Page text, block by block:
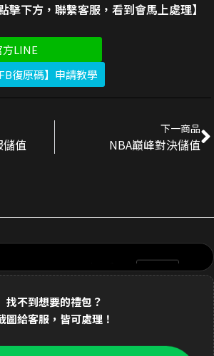
擊下方，聯繫客服，看到會馬上處理】
LINE
復原碼】申請教學
儲值
下一商品
NBA巔峰對決儲值
前 Dav**d 購買了 3290元 至尊禮包
找不到想要的禮包？
圖給客服，皆可處理！